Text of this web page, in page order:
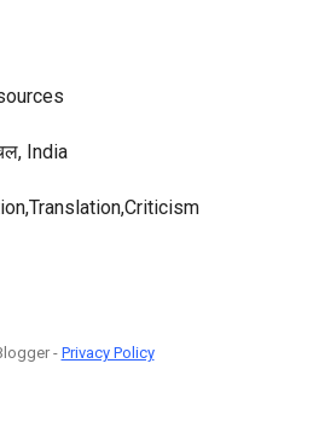
India
-Privacy Policy